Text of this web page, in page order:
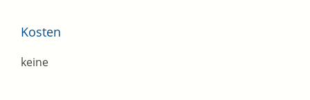
Kosten
keine